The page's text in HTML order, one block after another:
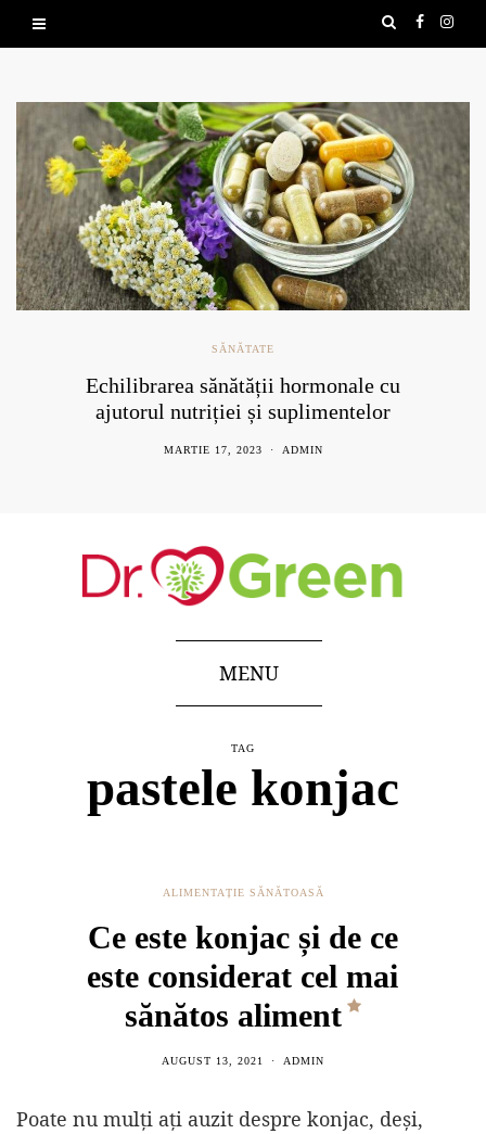
SĂNĂTATE
Echilibrarea sănătății hormonale cu
ajutorul nutriției și suplimentelor
MARTIE 17, 2023 ADMIN
MENU
TAG
pastele konjac
ALIMENTAȚIE SĂNĂTOASĂ
Ce este konjac și de ce
este considerat cel mai
sănătos aliment
AUGUST 13, 2021 ADMIN
Poate nu mulți ați auzit despre konjac, deși,